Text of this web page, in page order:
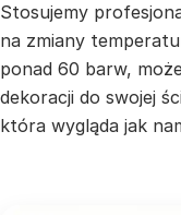
Stosujemy
na zmiany
ponad 60 barw,
dekoracji do swojej
która wygląda jak